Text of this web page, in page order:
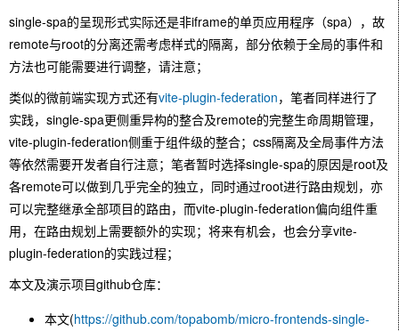
single-spa的呈现形式实际还是非iframe的单页应用程序（spa），故
remote与root的分离还需考虑样式的隔离，部分依赖于全局的事件和
方法也可能需要进行调整，请注意；
类似的微前端实现方式还有vite-plugin-federation，笔者同样进行了
实践，single-spa更侧重异构的整合及remote的完整生命周期管理，
vite-plugin-federation侧重于组件级的整合；css隔离及全局事件方法
等依然需要开发者自行注意；笔者暂时选择single-spa的原因是root及
各remote可以做到几乎完全的独立，同时通过root进行路由规划，亦
可以完整继承全部项目的路由，而vite-plugin-federation偏向组件重
用，在路由规划上需要额外的实现；将来有机会，也会分享vite-
plugin-federation的实践过程；
本文及演示项目github仓库：
本文(https://github.com/topabomb/micro-frontends-single-